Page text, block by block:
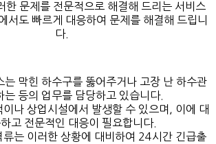
한 문제를 전문적으로 해결해 드리는 서비스
서도 빠르게 대응하여 문제를 해결해 드립니
다.
는 막힌 하수구를 뚫어주거나 고장 난 하수관
는 등의 업무를 담당하고 있습니다.
나 상업시설에서 발생할 수 있으며, 이에 대
고 전문적인 대응이 필요합니다.
류는 이러한 상황에 대비하여 24시간 긴급출